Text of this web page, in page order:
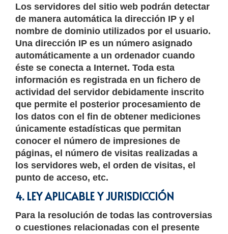
Los servidores del sitio web podrán detectar
de manera automática la dirección IP y el
nombre de dominio utilizados por el usuario.
Una dirección IP es un número asignado
automáticamente a un ordenador cuando
éste se conecta a Internet. Toda esta
información es registrada en un fichero de
actividad del servidor debidamente inscrito
que permite el posterior procesamiento de
los datos con el fin de obtener mediciones
únicamente estadísticas que permitan
conocer el número de impresiones de
páginas, el número de visitas realizadas a
los servidores web, el orden de visitas, el
punto de acceso, etc.
4. LEY APLICABLE Y JURISDICCIÓN
Para la resolución de todas las controversias
o cuestiones relacionadas con el presente